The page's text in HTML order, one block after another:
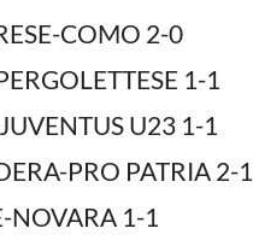
COMO 2-0
1-1
U23 1-1
PRO PATRIA 2-1
NOVARA 1-1